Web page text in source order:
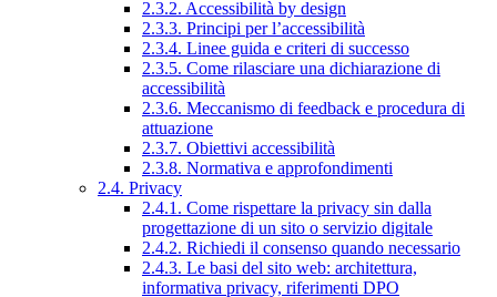
2.3.2. Accessibilità by design
2.3.3. Principi per l’accessibilità
2.3.4. Linee guida e criteri di successo
2.3.5. Come rilasciare una dichiarazione di
accessibilità
2.3.6. Meccanismo di feedback e procedura di
attuazione
2.3.7. Obiettivi accessibilità
2.3.8. Normativa e approfondimenti
2.4. Privacy
2.4.1. Come rispettare la privacy sin dalla
progettazione di un sito o servizio digitale
2.4.2. Richiedi il consenso quando necessario
2.4.3. Le basi del sito web: architettura,
informativa privacy, riferimenti DPO